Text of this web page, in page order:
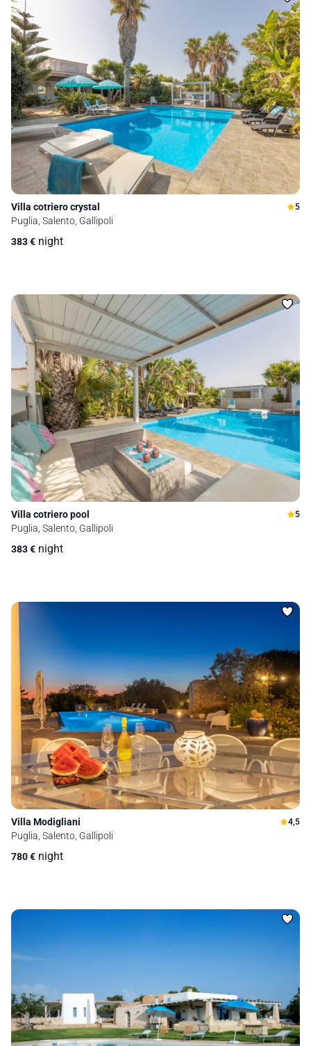
Villa cotriero crystal 5
Puglia, Salento, Gallipoli
383€ night
Villa cotriero pool 5
Puglia, Salento, Gallipoli
383€ night
Villa Modigliani 4,5
Puglia, Salento, Gallipoli
780€ night